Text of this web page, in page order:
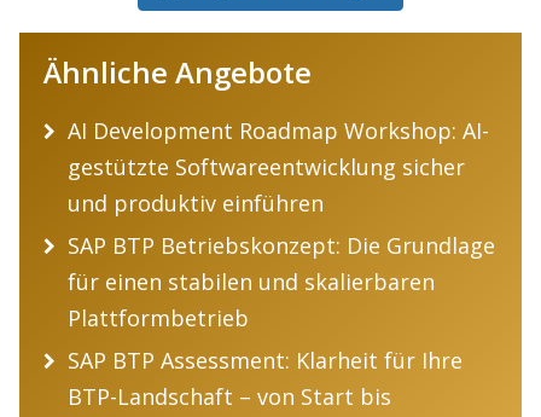
Ähnliche Angebote
AI Development Roadmap Workshop: AI-
gestützte Softwareentwicklung sicher
und produktiv einführen
SAP BTP Betriebskonzept: Die Grundlage
für einen stabilen und skalierbaren
Plattformbetrieb
SAP BTP Assessment: Klarheit für Ihre
BTP-Landschaft – von Start bis